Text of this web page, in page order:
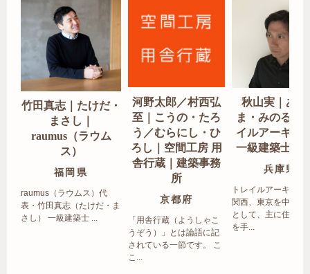
竹田真志｜たけだ・
まさし｜
raumus（ラウム
ス）
福岡県
raumus（ラウムス）代
表・竹田真志（たけだ・ま
さし） 一級建築士 ...
河野太郎／村西弘
至｜こうの・たろ
う／むらにし・ひ
ろし｜空間工房 用
舎行蔵｜建築事務
所
京都府
「用舎行蔵（ようしゃこ
うぞう）」とは論語に記
されている一節です。 こ
こ...
秋山実｜あき
ま・みのる｜
イルアーキテ
一級建築士事
兵庫県
トレイルアーキテク
関西、東京を中心エ
として、主に住宅の
を手...